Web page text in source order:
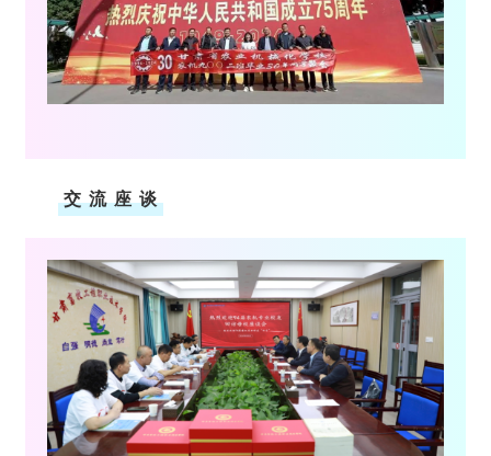
交 流 座 谈